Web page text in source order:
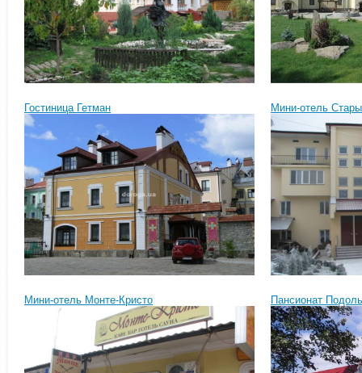
Гостиница Гетман Мини-отель
Мини-отель Монте-Кристо Пансионат